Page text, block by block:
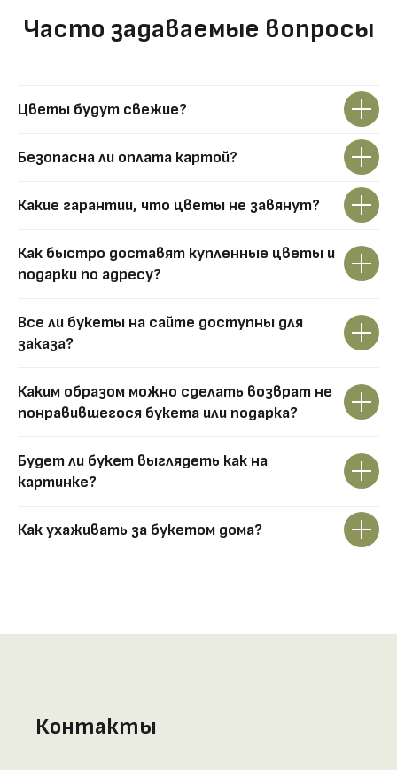
Часто задаваемые вопросы
Цветы будут свежие?
Безопасна ли оплата картой?
Какие гарантии, что цветы не завянут?
Как быстро доставят купленные цветы и
подарки по адресу?
Все ли букеты на сайте доступны для
заказа?
Каким образом можно сделать возврат не
понравившегося букета или подарка?
Будет ли букет выглядеть как на
картинке?
Как ухаживать за букетом дома?
Контакты